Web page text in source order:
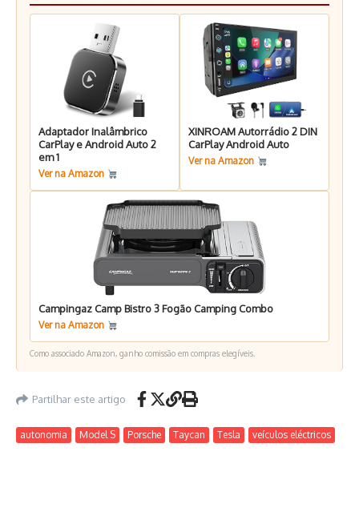
Adaptador Inalâmbrico
CarPlay e Android Auto 2
em 1
Ver na Amazon
XINROAM Autorrádio 2 DIN
CarPlay Android Auto
Ver na Amazon
Campingaz Camp Bistro 3 Fogão Camping Combo
Ver na Amazon
Como associado Amazon, ganho comissão em compras elegíveis.
Partilhar este artigo
autonomia Model S Porsche Taycan Tesla veículos eléctricos